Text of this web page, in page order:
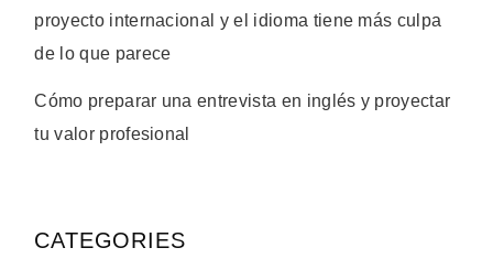
proyecto internacional y el idioma tiene más culpa
de lo que parece
Cómo preparar una entrevista en inglés y proyectar
tu valor profesional
CATEGORIES